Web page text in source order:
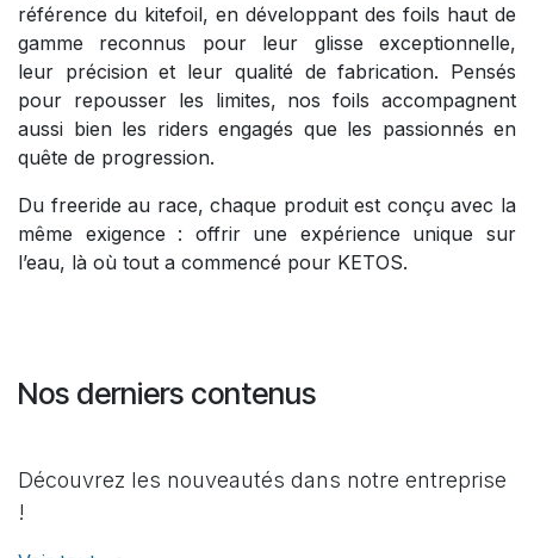
référence du kitefoil, en développant des foils haut de
gamme reconnus pour leur glisse exceptionnelle,
leur précision et leur qualité de fabrication. Pensés
pour repousser les limites, nos foils accompagnent
aussi bien les riders engagés que les passionnés en
quête de progression.
Du freeride au race, chaque produit est conçu avec la
même exigence : offrir une expérience unique sur
l’eau, là où tout a commencé pour KETOS.
Nos derniers contenus
Découvrez les nouveautés dans notre entreprise
!